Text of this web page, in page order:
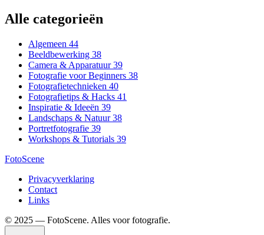
Alle categorieën
Algemeen 44
Beeldbewerking 38
Camera & Apparatuur39
Fotografie voor Beginners 38
Fotografietechnieken 40
Fotografietips & Hacks 41
Inspiratie & Ideeën 39
Landschaps & Natuur38
Portretfotografie 39
Workshops & Tutorials 39
FotoScene
Privacyverklaring
Contact
Links
©️ 2025 — FotoScene. Alles voor fotografie.